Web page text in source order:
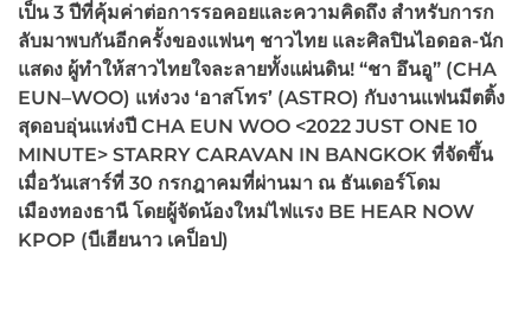
เป็น 3 ปีที่คุ้มค่าต่อการรอคอยและความคิดถึง สำหรับการก
ลับมาพบกันอีกครั้งของแฟนๆ ชาวไทย และศิลปินไอดอล-นัก
แสดง ผู้ทำให้สาวไทยใจละลายทั้งแผ่นดิน! “ชา อึนอู” (CHA
EUN–WOO) แห่งวง ‘อาสโทร’ (ASTRO) กับงานแฟนมีตติ้ง
สุดอบอุ่นแห่งปี CHA EUN WOO <2022 JUST ONE 10
MINUTE> STARRY CARAVAN IN BANGKOK ที่จัดขึ้น
เมื่อวันเสาร์ที่ 30 กรกฎาคมที่ผ่านมา ณ ธันเดอร์โดม
เมืองทองธานี โดยผู้จัดน้องใหม่ไฟแรง BE HEAR NOW
KPOP (บีเฮียนาว เคป็อป)